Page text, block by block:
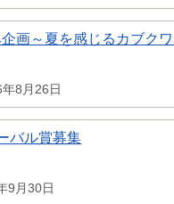
画～夏を感じるカブク
8月26日
バル賞募集
9月30日